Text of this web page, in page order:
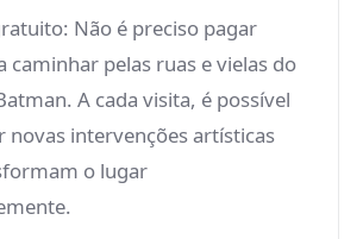
: Não é preciso pagar
caminhar pelas ruas e vielas do
A cada visita, é possível
novas intervenções artísticas
o lugar